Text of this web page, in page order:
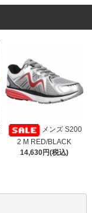
メンズ S200
2 M RED/BLACK
14,630円(税込)